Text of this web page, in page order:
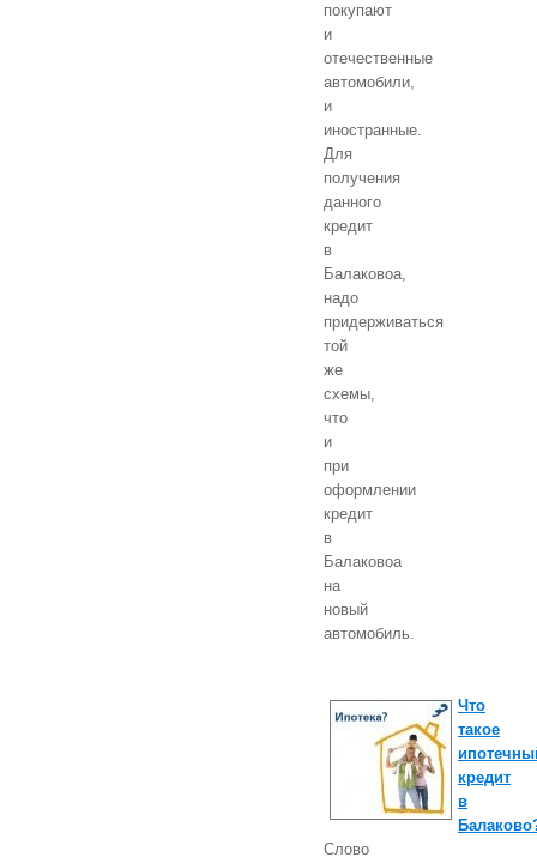
покупают
и
отечественные
автомобили,
и
иностранные.
Для
получения
данного
кредит
в
Балаковоа,
надо
придерживаться
той
же
схемы,
что
и
при
оформлении
кредит
в
Балаковоа
на
новый
автомобиль.
Что
такое
кредит
в
Слово